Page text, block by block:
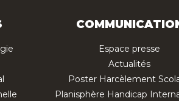
Espace presse
Actualités
Poster Harcèlement
Planisphère Handicap